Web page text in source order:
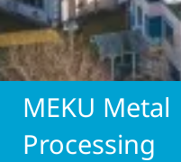
MEKU Metal
Processing